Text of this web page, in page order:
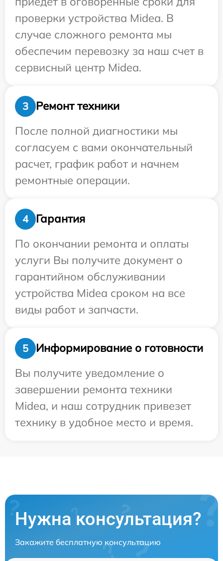
проверки устройства Midea. В
случае сложного ремонта мы
обеспечим перевозку за наш счет в
сервисный центр Midea.
3
Ремонт техники
После полной диагностики мы
согласуем с вами окончательный
расчет, график работ и начнем
ремонтные операции.
4
Гарантия
По окончании ремонта и оплаты
услуги Вы получите документ о
гарантийном обслуживании
устройства Midea сроком на все
виды работ и запчасти.
5
Информирование о готовности
Вы получите уведомление о
завершении ремонта техники
Midea, и наш сотрудник привезет
технику в удобное место и время.
Нужна консультация?
Закажите бесплатную консультацию